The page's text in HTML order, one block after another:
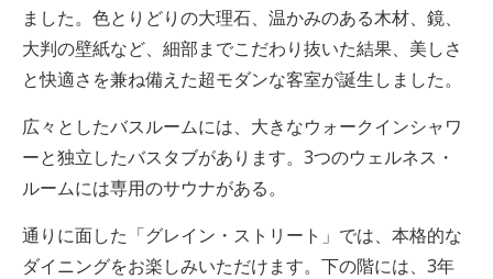
ました。色とりどりの大理石、温かみのある木材、鏡、
大判の壁紙など、細部までこだわり抜いた結果、美しさ
と快適さを兼ね備えた超モダンな客室が誕生しました。
広々としたバスルームには、大きなウォークインシャワ
ーと独立したバスタブがあります。3つのウェルネス・
ルームには専用のサウナがある。
通りに面した「グレイン・ストリート」では、本格的な
ダイニングをお楽しみいただけます。下の階には、3年